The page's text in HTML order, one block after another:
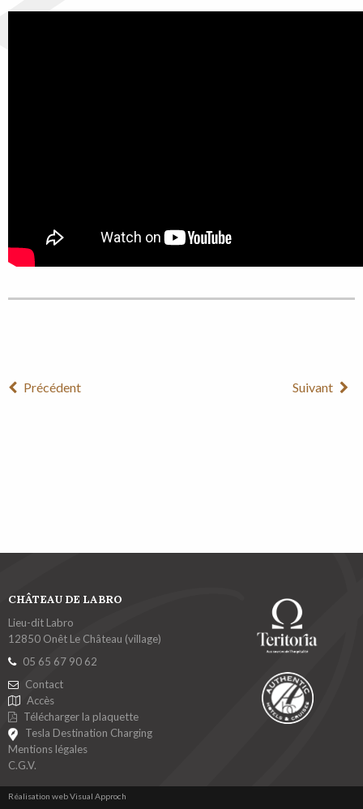
Précédent Suivant
CHÂTEAU DE LABRO
Lieu-dit Labro
12850 Onêt Le Château (village)
05 65 67 90 62
Contact
Accès
Télécharger la plaquette
Tesla Destination Charging
Mentions légales
C.G.V.
Réalisation web Visual Approch